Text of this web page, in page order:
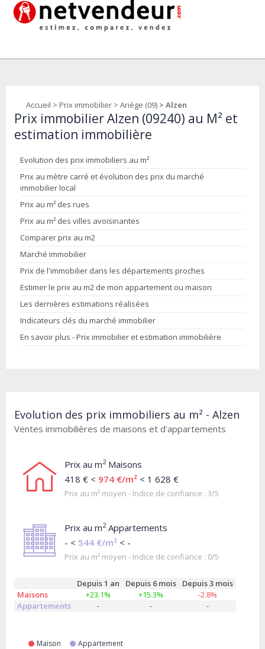
Accueil > Prix immobilier > Ariège (09) > Alzen
Prix immobilier Alzen (09240) au M² et
estimation immobilière
Evolution des prix immobiliers au m²
Prix au mètre carré et évolution des prix du marché
immobilier local
Prix au m² des rues
Prix au m² des villes avoisinantes
Comparer prix au m2
Marché immobilier
Prix de l'immobilier dans les départements proches
Estimer le prix au m2 de mon appartement ou maison
Les dernières estimations réalisées
Indicateurs clés du marché immobilier
En savoir plus - Prix immobilier et estimation immobilière
Evolution des prix immobiliers au m² - Alzen
Ventes immobilières de maisons et d'appartements
Prix au m2Maisons
418 € < 974 €/m² < 1 628 €
Prix au m² moyen - Indice de confiance : 3/5
Prix au m2Appartements
- < 544 €/m² < -
Prix au m² moyen - Indice de confiance : 0/5
Depuis 1 an Depuis 6 mois
Depuis 3 mois
Maisons
+23.1% +15.3%
-2.8%
Appartements
- - -
Maison Appartement